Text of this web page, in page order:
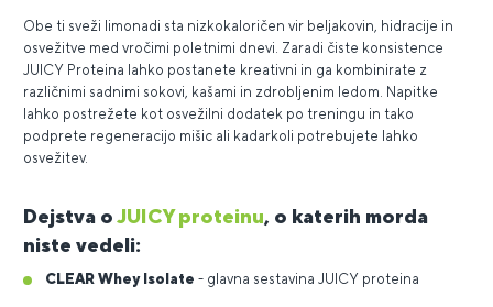
Obe ti sveži limonadi sta nizkokaloričen vir beljakovin, hidracije in
osvežitve med vročimi poletnimi dnevi. Zaradi čiste konsistence
JUICY Proteina lahko postanete kreativni in ga kombinirate z
različnimi sadnimi sokovi, kašami in zdrobljenim ledom. Napitke
lahko postrežete kot osvežilni dodatek po treningu in tako
podprete regeneracijo mišic ali kadarkoli potrebujete lahko
osvežitev.
Dejstva oJUICY proteinu, o katerih morda
niste vedeli:
CLEAR Whey Isolate - glavna sestavina JUICY proteina